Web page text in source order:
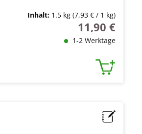
Inhalt: 1.5 kg (7,93 € / 1 kg)
Regulärer Preis:
11,90 €
1-2 Werktage